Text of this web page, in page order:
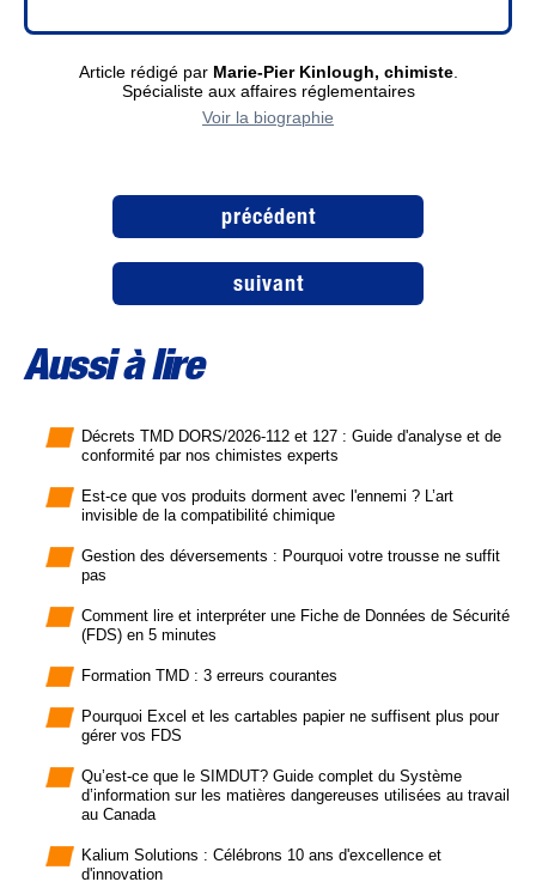
Article rédigé par Marie-Pier Kinlough, chimiste.
Spécialiste aux affaires réglementaires
Voir la biographie
précédent
suivant
Aussi à lire
Décrets TMD DORS/2026-112 et 127 : Guide d'analyse et de
conformité par nos chimistes experts
Est-ce que vos produits dorment avec l'ennemi ? L’art
invisible de la compatibilité chimique
Gestion des déversements : Pourquoi votre trousse ne suffit
pas
Comment lire et interpréter une Fiche de Données de Sécurité
(FDS) en 5 minutes
Formation TMD : 3 erreurs courantes
Pourquoi Excel et les cartables papier ne suffisent plus pour
gérer vos FDS
Qu’est-ce que le SIMDUT? Guide complet du Système
d’information sur les matières dangereuses utilisées au travail
au Canada
Kalium Solutions : Célébrons 10 ans d'excellence et
d'innovation